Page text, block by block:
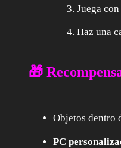
Juega
Haz una
🎁
Objetos dentro
PC